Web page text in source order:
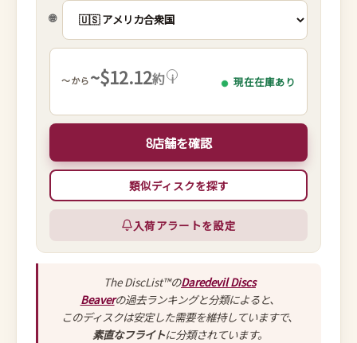
🌐
～から~$12.12約 i 現在在庫あり
8店舗を確認
類似ディスクを探す
入荷アラートを設定
The DiscList™のDaredevil Discs
Beaverの過去ランキングと分類によると、
このディスクは安定した需要を維持していますで、
素直なフライトに分類されています。